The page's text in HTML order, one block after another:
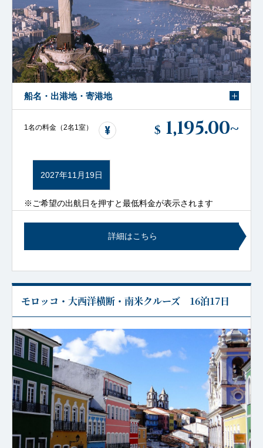
船名・出港地・寄港地
1名の料金（2名1室） $ 1,195.00~
2027年11月19日
※ご希望の出航日を押すと最低料金が表示されます
詳細はこちら
モロッコ・大西洋横断・南米クルーズ 16泊17日